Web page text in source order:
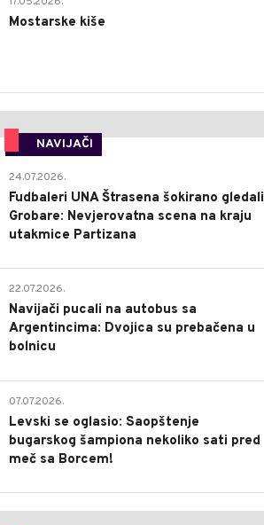
Mostarske kiše
NAVIJAČI
24.07.2026.
Fudbaleri UNA Štrasena šokirano gledali
Grobare: Nevjerovatna scena na kraju
utakmice Partizana
22.07.2026.
Navijači pucali na autobus sa
Argentincima: Dvojica su prebačena u
bolnicu
07.07.2026.
Levski se oglasio: Saopštenje
bugarskog šampiona nekoliko sati pred
meč sa Borcem!